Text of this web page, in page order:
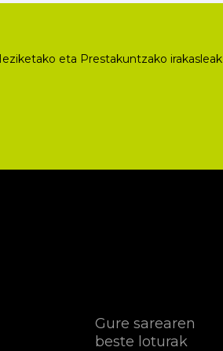
eta Prestakuntzako irakasleak
Gure sarearen
beste loturak